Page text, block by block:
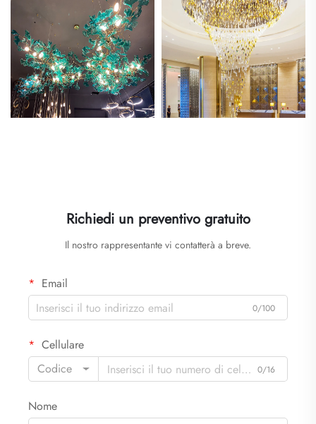
Richiedi un preventivo gratuito
Il nostro rappresentante vi contatterà a breve.
Email
0/100
Cellulare
Codice
0/16
Nome